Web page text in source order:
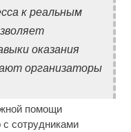
к реальным
оказания
организаторы
помощи
сотрудниками